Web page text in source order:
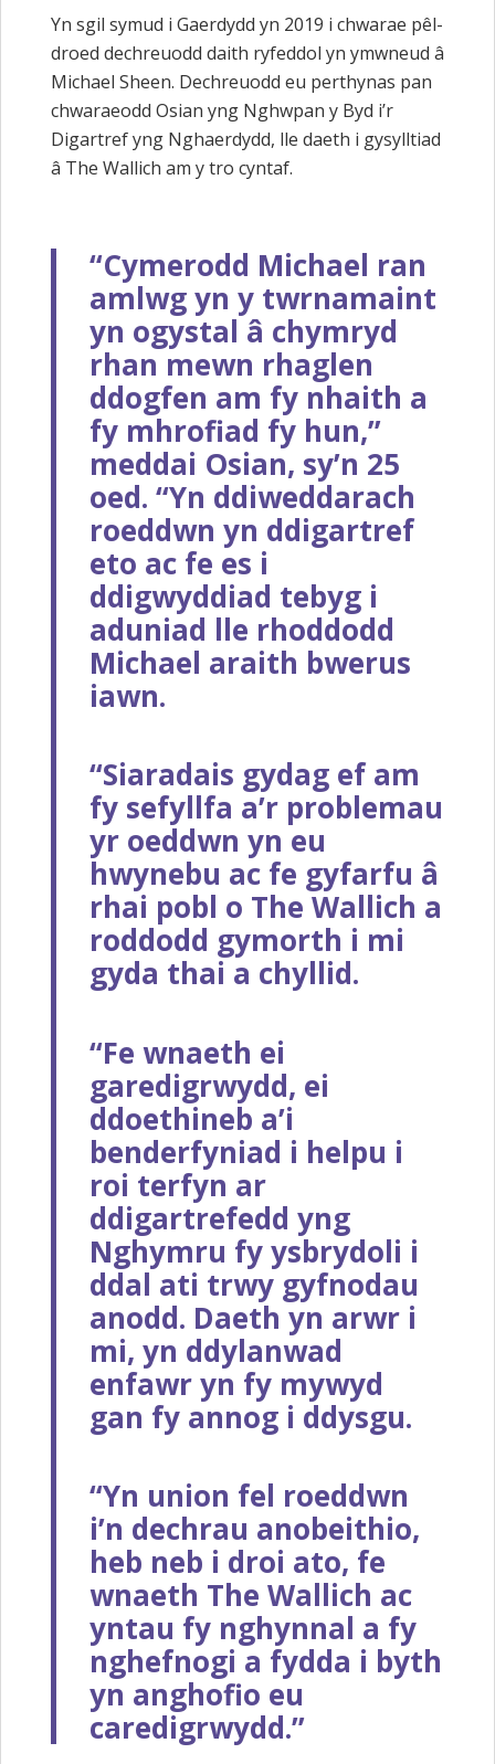
Yn sgil symud i Gaerdydd yn 2019 i chwarae pêl-
droed dechreuodd daith ryfeddol yn ymwneud â
Michael Sheen. Dechreuodd eu perthynas pan
chwaraeodd Osian yng Nghwpan y Byd i’r
Digartref yng Nghaerdydd, lle daeth i gysylltiad
â The Wallich am y tro cyntaf.
“Cymerodd Michael ran
amlwg yn y twrnamaint
yn ogystal â chymryd
rhan mewn rhaglen
ddogfen am fy nhaith a
fy mhrofiad fy hun,”
meddai Osian, sy’n 25
oed. “Yn ddiweddarach
roeddwn yn ddigartref
eto ac fe es i
ddigwyddiad tebyg i
aduniad lle rhoddodd
Michael araith bwerus
iawn.
“Siaradais gydag ef am
fy sefyllfa a’r problemau
yr oeddwn yn eu
hwynebu ac fe gyfarfu â
rhai pobl o The Wallich a
roddodd gymorth i mi
gyda thai a chyllid.
“Fe wnaeth ei
garedigrwydd, ei
ddoethineb a’i
benderfyniad i helpu i
roi terfyn ar
ddigartrefedd yng
Nghymru fy ysbrydoli i
ddal ati trwy gyfnodau
anodd. Daeth yn arwr i
mi, yn ddylanwad
enfawr yn fy mywyd
gan fy annog i ddysgu.
“Yn union fel roeddwn
i’n dechrau anobeithio,
heb neb i droi ato, fe
wnaeth The Wallich ac
yntau fy nghynnal a fy
nghefnogi a fydda i byth
yn anghofio eu
caredigrwydd.”